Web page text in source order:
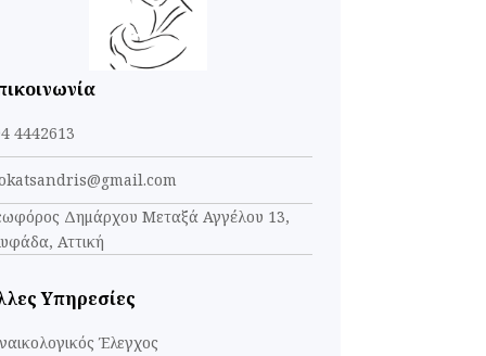
4442613
Δημάρχου Μεταξά Αγγέλου 13,
Αττική
Υπηρεσίες
Έλεγχος